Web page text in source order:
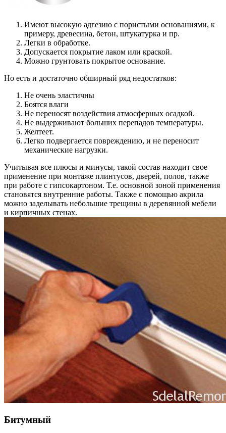
Имеют высокую адгезию с пористыми основаниями, к
примеру, древесина, бетон, штукатурка и пр.
Легки в обработке.
Допускается покрытие лаком или краской.
Можно грунтовать покрытое основание.
Но есть и достаточно обширный ряд недостатков:
Не очень эластичны
Боятся влаги
Не переносят воздействия атмосферных осадкой.
Не выдерживают больших перепадов температуры.
Желтеет.
Легко подвергается повреждению, и не переносит
механические нагрузки.
Учитывая все плюсы и минусы, такой состав находит свое
применение при монтаже плинтусов, дверей, полов, также
при работе с гипсокартоном. Т.е. основной зоной применения
становятся внутренние работы. Также с помощью акрила
можно заделывать небольшие трещины в деревянной мебели
и кирпичных стенах.
Битумный